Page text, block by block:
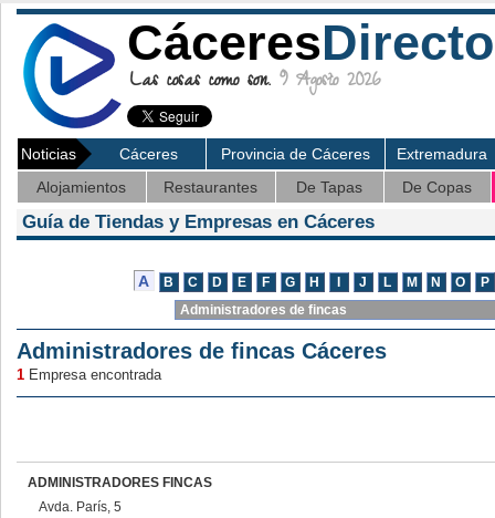
CáceresDirecto
Las cosas como son. 9 Agosto 2026
Noticias Cáceres Provincia de Cáceres
Extremadura
Alojamientos
Restaurantes De Tapas De Copas
Guía de Tiendas y Empresas en Cáceres
Administradores de fincas Cáceres
1 Empresa encontrada
ADMINISTRADORES FINCAS
Avda. París, 5